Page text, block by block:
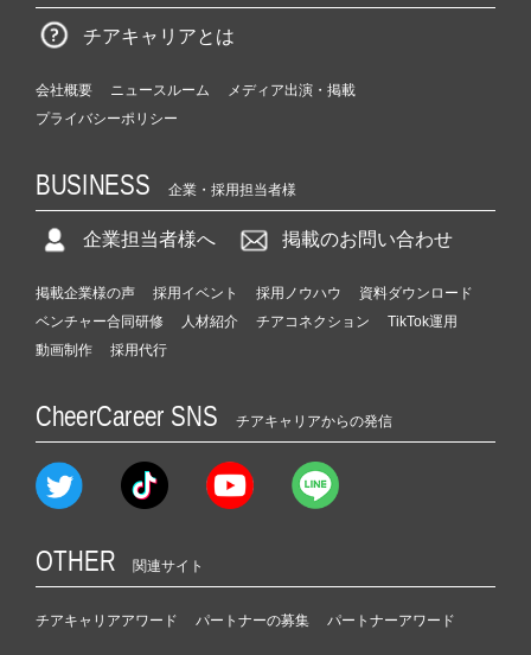
チアキャリアとは
会社概要 ニュースルーム
メディア出演・掲載
プライバシーポリシー
BUSINESS 企業・採用担当者様
企業担当者様へ 掲載のお問い合わせ
掲載企業様の声 採用イベント 採用ノウハウ
資料ダウンロード
ベンチャー合同研修
人材紹介 チアコネクション
TikTok運用
動画制作
採用代行
CheerCareer SNS チアキャリアからの発信
OTHER 関連サイト
チアキャリアアワード パートナーの募集 パートナーアワード